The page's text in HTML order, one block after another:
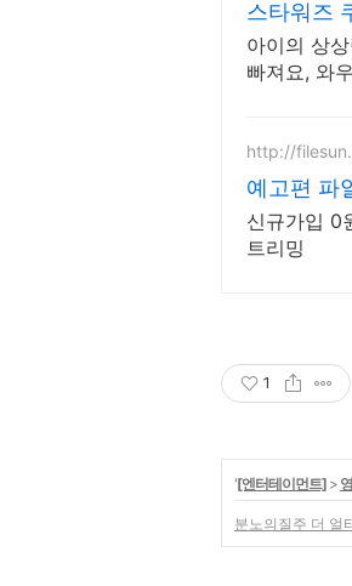
스타워즈
아이의 상
빠져요, 와
http://
예고편 파
신규가입 0
트리밍
1
'[엔터테이먼트] >
분노의질주 더 얼